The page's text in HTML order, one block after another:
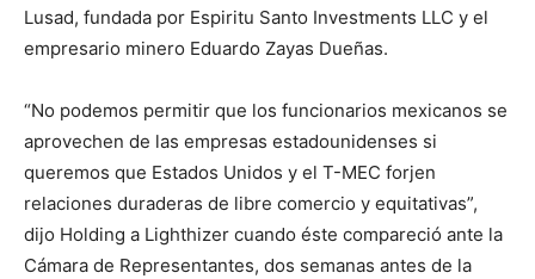
Lusad, fundada por Espiritu Santo Investments LLC y el
empresario minero Eduardo Zayas Dueñas.
“No podemos permitir que los funcionarios mexicanos se
aprovechen de las empresas estadounidenses si
queremos que Estados Unidos y el T-MEC forjen
relaciones duraderas de libre comercio y equitativas”,
dijo Holding a Lighthizer cuando éste compareció ante la
Cámara de Representantes, dos semanas antes de la